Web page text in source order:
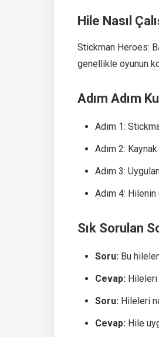
Hile Nasıl
Stickman Heroes:
genellikle oyunun
Adım Adım
Adım 1:
Adım 2:
Adım 3:
Adım 4: Hilenin
Sık Sorulan
Soru: Bu
Cevap: Hileleri
Soru: Hileleri
Cevap: Hile